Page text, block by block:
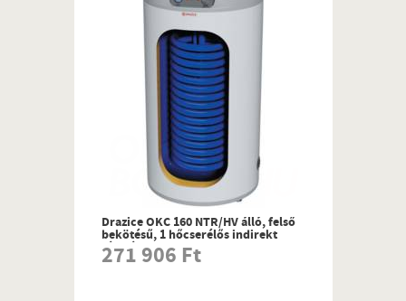
Drazice OKC 160 NTR/HV álló, felső
bekötésű, 1 hőcserélős indirekt
tároló
271 906 Ft